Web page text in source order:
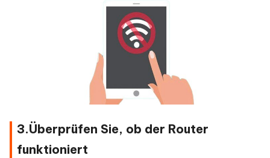
3.Überprüfen Sie, ob der Router
funktioniert